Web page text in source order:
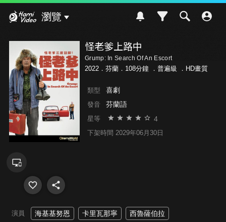
瀏覽
怪老爹上路中
Grump: In Search Of An Escort
2022．芬蘭．108分鐘 ． 普遍級 ．HD畫質
類型 喜劇
發音 芬蘭語
星等 4
下架時間 2029年06月30日
演員 海基基努恩 卡里瓦那寧 西魯薩伯拉